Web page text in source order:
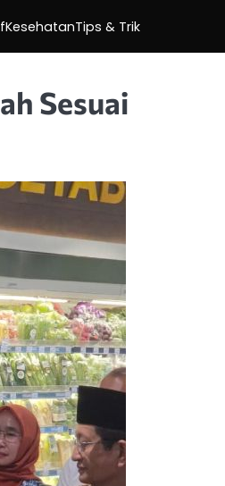
KesehatanTips & Trik
Sesuai